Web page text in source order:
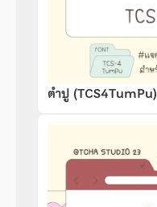
ตำปู (TCS4TumPu)